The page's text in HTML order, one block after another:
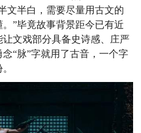
文半白，需要尽量用古文的
。”毕竟故事背景距今已有近
文戏部分具备史诗感、庄严
“脉”字就用了古音，一个字